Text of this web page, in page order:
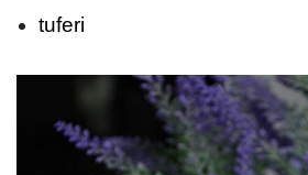
tuferi